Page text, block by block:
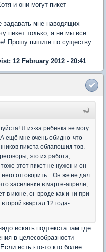
и они могут пикет
мне наводящих
пикет только, а не мы все
Прошу пишите по существу
12 February 2012 - 20:41
Я из-за ребенка не могу
ещё мне очень обидно, что
пикета облапошил тов.
это их работа,
этот пикет не нужен и он
отговорить....Он же не дал
заселение в марте-апреле,
в июне, он вроде как и ни при
квартал 12 года-
искать подтекста там где
в целесообразности
есть кто-то кто более